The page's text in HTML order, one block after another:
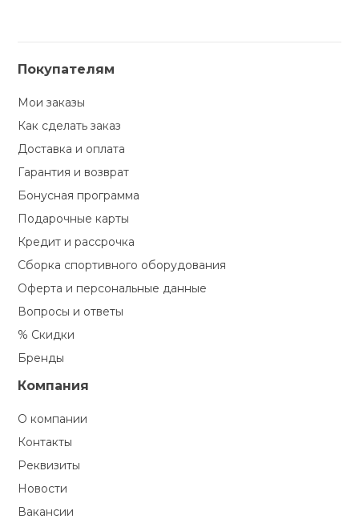
Покупателям
Мои заказы
Как сделать заказ
Доставка и оплата
Гарантия и возврат
Бонусная программа
Подарочные карты
Кредит и рассрочка
Сборка спортивного оборудования
Оферта и персональные данные
Вопросы и ответы
% Скидки
Бренды
Компания
О компании
Контакты
Реквизиты
Новости
Вакансии